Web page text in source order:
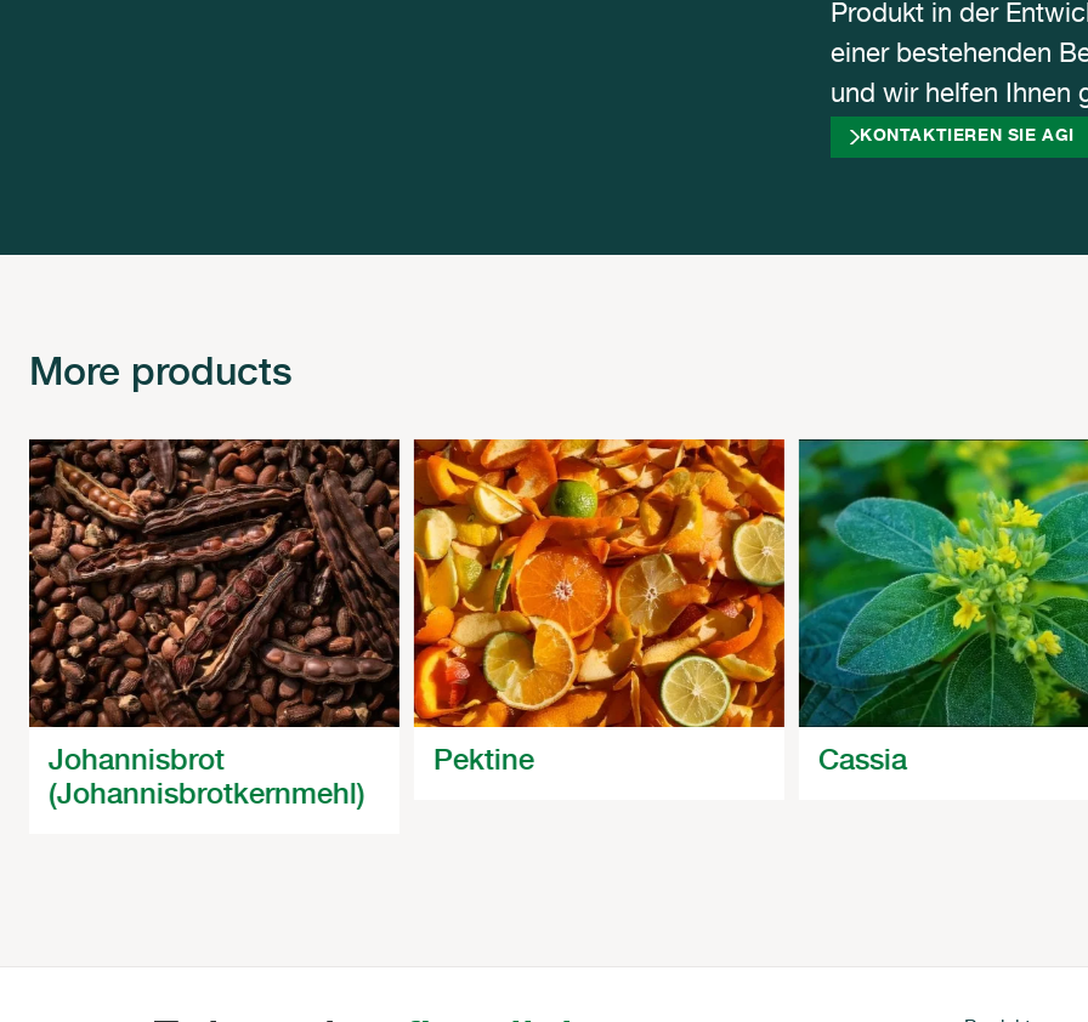
Produkt in der
einer bestehenden
und wir helfen Ihnen
KONTAKTIEREN SIE AGI
More products
Johannisbrot
(Johannisbrotkernmehl)
Pektine Cassia